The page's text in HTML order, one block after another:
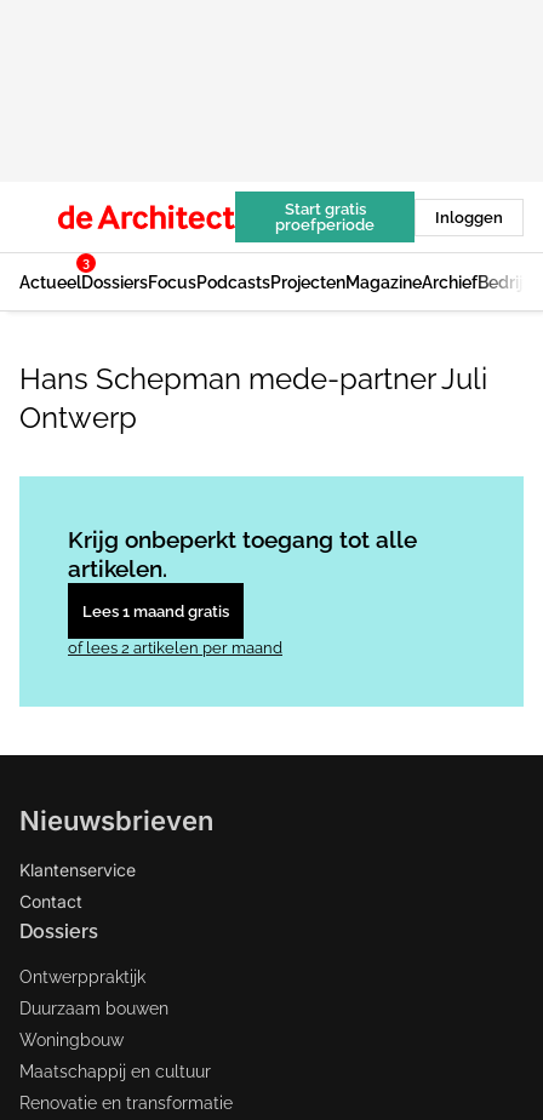
Start gratis
proefperiode
Inloggen
Actueel
3
DossiersFocusPodcastsProjectenMagazineArchief
Hans Schepman mede-partner Juli
Ontwerp
Krijg onbeperkt toegang tot alle
artikelen.
Lees 1 maand gratis
of lees 2 artikelen per maand
Nieuwsbrieven
Klantenservice
Contact
Dossiers
Ontwerppraktijk
Duurzaam bouwen
Woningbouw
Maatschappij en cultuur
Renovatie en transformatie